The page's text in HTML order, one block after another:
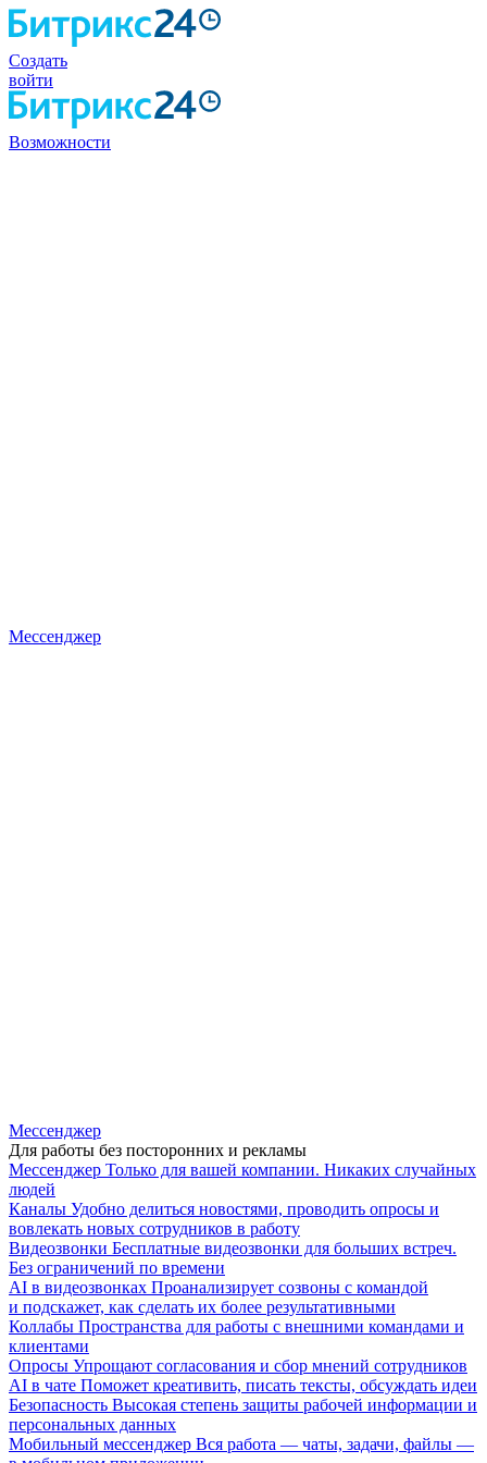
Создать
войти
Возможности
Мессенджер
Мессенджер
Для работы без посторонних и рекламы
Мессенджер Только для вашей компании. Никаких случайных
людей
Каналы Удобно делиться новостями, проводить опросы и
вовлекать новых сотрудников в работу
Видеозвонки Бесплатные видеозвонки для больших встреч.
Без ограничений по времени
AI в видеозвонках Проанализирует созвоны с командой
и подскажет, как сделать их более результативными
Коллабы Пространства для работы с внешними командами и
клиентами
Опросы Упрощают согласования и сбор мнений сотрудников
AI в чате Поможет креативить, писать тексты, обсуждать идеи
Безопасность Высокая степень защиты рабочей информации и
персональных данных
Мобильный мессенджер Вся работа — чаты, задачи, файлы —